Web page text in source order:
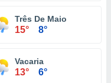
Três De Maio
15° 8°
Vacaria
13° 6°